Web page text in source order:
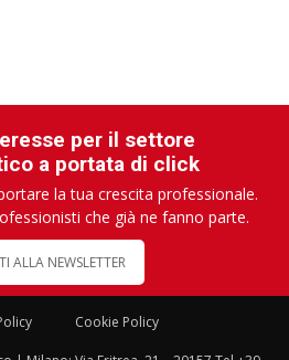
per il settore
a portata di click
la tua crescita professionale.
che già ne fanno parte.
ALLA NEWSLETTER
Cookie Policy